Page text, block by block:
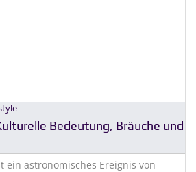
Bedeutung, Bräuche und
ein astronomisches Ereignis von